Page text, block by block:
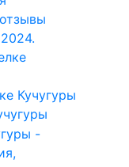
Кучугуры